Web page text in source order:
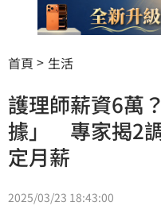
首頁 生活
護理師薪資6萬
據」 專家揭2
定月薪
2025/03/23 18:43:00